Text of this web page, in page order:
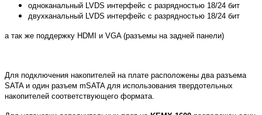
одноканальный LVDS интерфейс с разрядностью 18/24 бит
двухканальный LVDS интерфейс с разрядностью 18/24 бит
а так же поддержку HDMI и VGA (разъемы на задней панели)
Для подключения накопителей на плате расположены два разъема
SATA и один разъем mSATA для использования твердотельных
накопителей соответствующего формата.